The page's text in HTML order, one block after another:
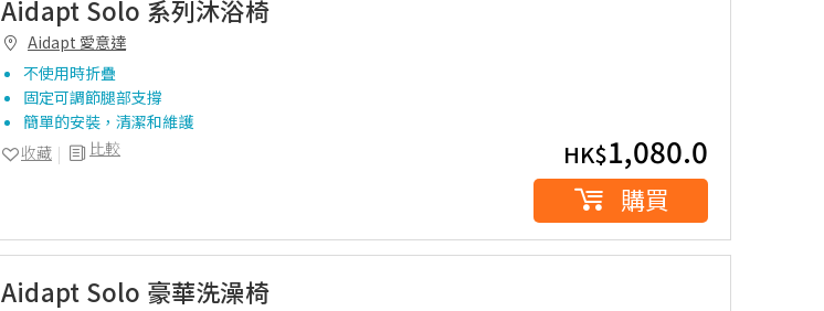
Aidapt Solo 系列沐浴椅
Aidapt 愛意達
不使用時折疊
固定可調節腿部支撐
簡單的安裝，清潔和維護
比較
收藏 HK$1,080.0
購買
Aidapt Solo 豪華洗澡椅